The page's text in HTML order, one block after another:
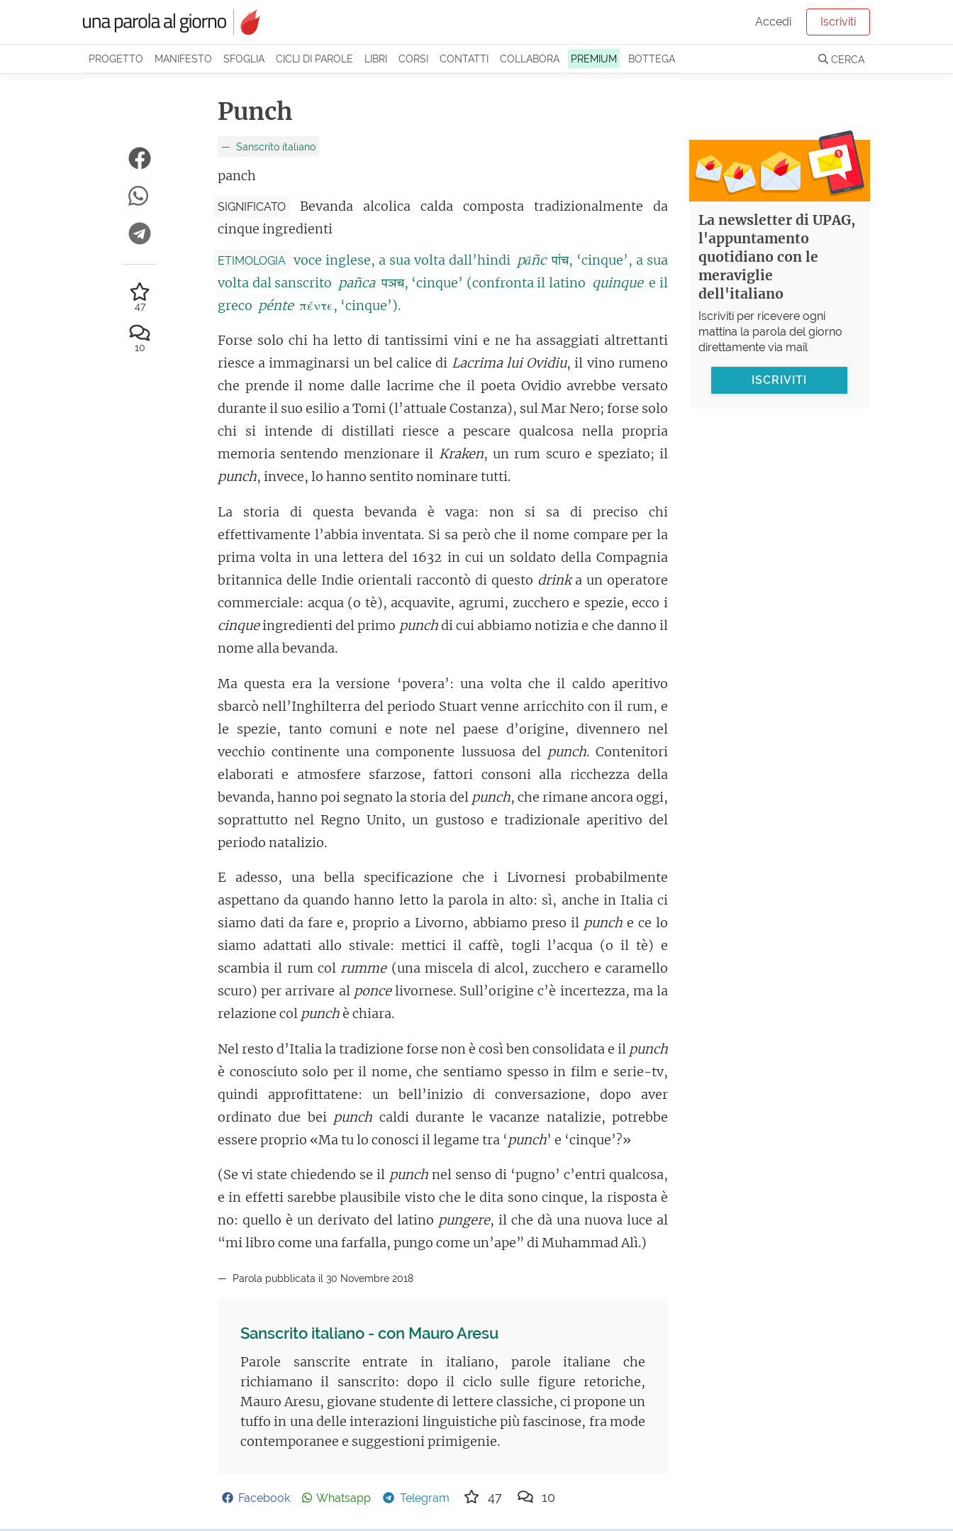
Accedi Iscriviti
PROGETTO MANIFESTO SFOGLIA CICLI DI PAROLE LIBRI CORSI CONTATTI COLLABORA PREMIUM BOTTEGA CERCA
Punch
Sanscrito italiano
panch
SIGNIFICATO
Bevanda alcolica calda composta tradizionalmente da
cinque ingredienti
ETIMOLOGIA voce inglese, a sua volta dall’hindi pāñc पांच, ‘cinque’, a sua
volta dal sanscrito pañca पञच, ‘cinque’ (confronta il latino quinque e il
greco pénte πέντε, ‘cinque’).
Forse solo chi ha letto di tantissimi vini e ne ha assaggiati altrettanti
riesce a immaginarsi un bel calice di Lacrima lui Ovidiu, il vino rumeno
che prende il nome dalle lacrime che il poeta Ovidio avrebbe versato
durante il suo esilio a Tomi (l’attuale Costanza), sul Mar Nero; forse solo
chi si intende di distillati riesce a pescare qualcosa nella propria
memoria sentendo menzionare il Kraken, un rum scuro e speziato; il
punch, invece, lo hanno sentito nominare tutti.
La storia di questa bevanda è vaga: non si sa di preciso chi
effettivamente l’abbia inventata. Si sa però che il nome compare per la
prima volta in una lettera del 1632 in cui un soldato della Compagnia
britannica delle Indie orientali raccontò di questo drinka un operatore
commerciale: acqua (o tè), acquavite, agrumi, zucchero e spezie, ecco i
cinqueingredienti del primo punchdi cui abbiamo notizia e che danno il
nome alla bevanda.
Ma questa era la versione ‘povera’: una volta che il caldo aperitivo
sbarcò nell’Inghilterra del periodo Stuart venne arricchito con il rum, e
le spezie, tanto comuni e note nel paese d’origine, divennero nel
vecchio continente una componente lussuosa del punch. Contenitori
elaborati e atmosfere sfarzose, fattori consoni alla ricchezza della
bevanda, hanno poi segnato la storia del punch, che rimane ancora oggi,
soprattutto nel Regno Unito, un gustoso e tradizionale aperitivo del
periodo natalizio.
E adesso, una bella specificazione che i Livornesi probabilmente
aspettano da quando hanno letto la parola in alto: sì, anche in Italia ci
siamo dati da fare e, proprio a Livorno, abbiamo preso il punche ce lo
siamo adattati allo stivale: mettici il caffè, togli l’acqua (o il tè) e
scambia il rum col rumme(una miscela di alcol, zucchero e caramello
scuro) per arrivare al poncelivornese. Sull’origine c’è incertezza, ma la
relazione col punchè chiara.
Nel resto d’Italia la tradizione forse non è così ben consolidata e il punch
è conosciuto solo per il nome, che sentiamo spesso in film e serie-tv,
quindi approfittatene: un bell’inizio di conversazione, dopo aver
ordinato due bei punch caldi durante le vacanze natalizie, potrebbe
essere proprio «Ma tu lo conosci il legame tra ‘punch’ e ‘cinque’?»
(Se vi state chiedendo se il punchnel senso di ‘pugno’ c’entri qualcosa,
e in effetti sarebbe plausibile visto che le dita sono cinque, la risposta è
no: quello è un derivato del latino pungere, il che dà una nuova luce al
“mi libro come una farfalla, pungo come un’ape” di Muhammad Alì.)
Parola pubblicata il 30 Novembre 2018
Sanscrito italiano - con Mauro Aresu
Parole sanscrite entrate in italiano, parole italiane che
richiamano il sanscrito: dopo il ciclo sulle figure retoriche,
Mauro Aresu, giovane studente di lettere classiche, ci propone un
tuffo in una delle interazioni linguistiche più fascinose, fra mode
contemporanee e suggestioni primigenie.
Facebook Whatsapp Telegram 47 10
47
10
La newsletter di UPAG,
l'appuntamento
quotidiano con le
meraviglie
dell'italiano
Iscriviti per ricevere ogni
mattina la parola del giorno
direttamente via mail
ISCRIVITI